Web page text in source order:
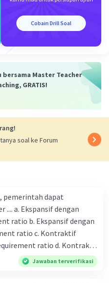
Balas
Cobain Drill Soal
Master Teacher
GRATIS!
soal ke Forum
pemerintah dapat
a. Ekspansif dengan
ratio b. Ekspansif dengan
ratio c. Kontraktif
ratio d. Kontraktif
ratio e.
diskonto Bila Bank
Jawaban terverifikasi